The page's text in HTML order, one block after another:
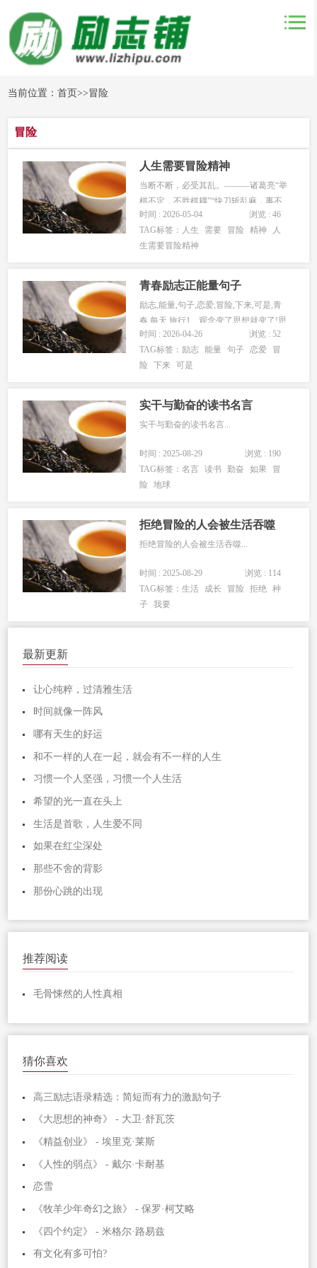
当前位置：首页>>冒险
冒险
人生需要冒险精神
当断不断，必受其乱。———诸葛亮“举
棋不定，不胜棋耦”“快刀斩乱麻，事不
宜迟，迟则生变”。“夜长梦多，日长事
多”--司马迁评价春申君说：当断不断，
反受其乱。古时候的故事，对于今人来
下来的这些智慧的结晶，都在...
时间 : 2026-05-04
浏览 : 46
TAG标签： 人生 需要 冒险 精神
人
生需要冒险精神
青春励志正能量句子
励志,能量,句子,恋爱,冒险,下来,可是,青
春,每天,旅行1、观念变了思想就变了!思
想变了行为就变!...
时间 : 2026-04-26
浏览 : 52
TAG标签： 励志 能量 句子 恋爱
冒
险
下来 可是
实干与勤奋的读书名言
实干与勤奋的读书名言...
时间 : 2025-08-29
浏览 : 190
TAG标签：名言 读书 勤奋 如果
冒
险
地球
拒绝冒险的人会被生活吞噬
拒绝冒险的人会被生活吞噬...
时间 : 2025-08-29
浏览 : 114
TAG标签：生活 成长 冒险 拒绝 种
子 我要
最新更新
让心纯粹，过清雅生活
时间就像一阵风
哪有天生的好运
和不一样的人在一起，就会有不一样的人生
习惯一个人坚强，习惯一个人生活
希望的光一直在头上
生活是首歌，人生爱不同
如果在红尘深处
那些不舍的背影
那份心跳的出现
推荐阅读
毛骨悚然的人性真相
猜你喜欢
高三励志语录精选：简短而有力的激励句子
《大思想的神奇》 - 大卫·舒瓦茨
《精益创业》 - 埃里克·莱斯
《人性的弱点》 - 戴尔·卡耐基
恋雪
《牧羊少年奇幻之旅》 - 保罗·柯艾略
《四个约定》 - 米格尔·路易兹
有文化有多可怕?